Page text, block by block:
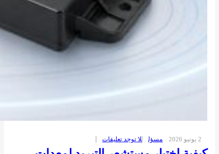
2 يونيو 2026 مسؤل لا توجد تعليقات